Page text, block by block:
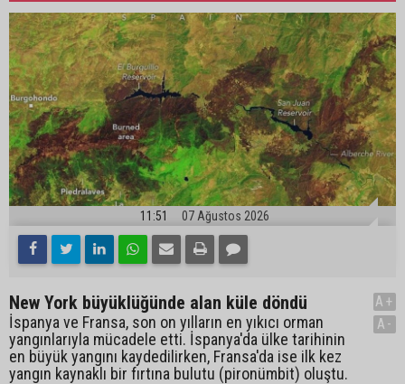
11:51 07 Ağustos 2026
New York büyüklüğünde alan küle döndü
İspanya ve Fransa, son on yılların en yıkıcı orman
yangınlarıyla mücadele etti. İspanya'da ülke tarihinin
en büyük yangını kaydedilirken, Fransa'da ise ilk kez
yangın kaynaklı bir fırtına bulutu (pironümbit) oluştu.
A+
A-